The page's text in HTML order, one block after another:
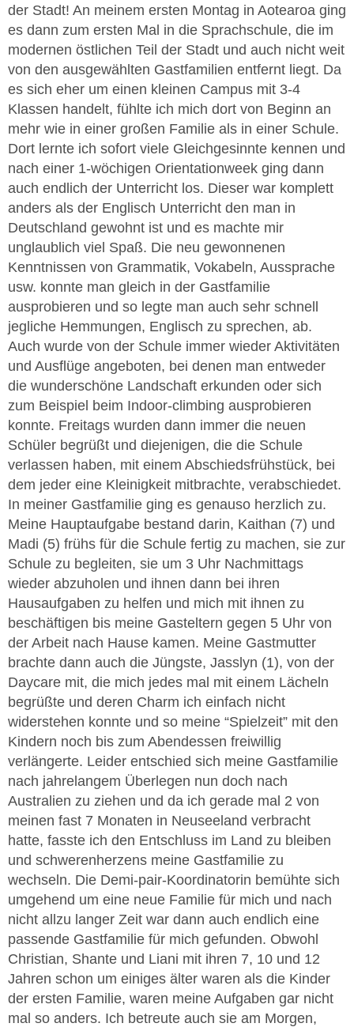
der Stadt! An meinem ersten Montag in Aotearoa ging
es dann zum ersten Mal in die Sprachschule, die im
modernen östlichen Teil der Stadt und auch nicht weit
von den ausgewählten Gastfamilien entfernt liegt. Da
es sich eher um einen kleinen Campus mit 3-4
Klassen handelt, fühlte ich mich dort von Beginn an
mehr wie in einer großen Familie als in einer Schule.
Dort lernte ich sofort viele Gleichgesinnte kennen und
nach einer 1-wöchigen Orientationweek ging dann
auch endlich der Unterricht los. Dieser war komplett
anders als der Englisch Unterricht den man in
Deutschland gewohnt ist und es machte mir
unglaublich viel Spaß. Die neu gewonnenen
Kenntnissen von Grammatik, Vokabeln, Aussprache
usw. konnte man gleich in der Gastfamilie
ausprobieren und so legte man auch sehr schnell
jegliche Hemmungen, Englisch zu sprechen, ab.
Auch wurde von der Schule immer wieder Aktivitäten
und Ausflüge angeboten, bei denen man entweder
die wunderschöne Landschaft erkunden oder sich
zum Beispiel beim Indoor-climbing ausprobieren
konnte. Freitags wurden dann immer die neuen
Schüler begrüßt und diejenigen, die die Schule
verlassen haben, mit einem Abschiedsfrühstück, bei
dem jeder eine Kleinigkeit mitbrachte, verabschiedet.
In meiner Gastfamilie ging es genauso herzlich zu.
Meine Hauptaufgabe bestand darin, Kaithan (7) und
Madi (5) frühs für die Schule fertig zu machen, sie zur
Schule zu begleiten, sie um 3 Uhr Nachmittags
wieder abzuholen und ihnen dann bei ihren
Hausaufgaben zu helfen und mich mit ihnen zu
beschäftigen bis meine Gasteltern gegen 5 Uhr von
der Arbeit nach Hause kamen. Meine Gastmutter
brachte dann auch die Jüngste, Jasslyn (1), von der
Daycare mit, die mich jedes mal mit einem Lächeln
begrüßte und deren Charm ich einfach nicht
widerstehen konnte und so meine “Spielzeit” mit den
Kindern noch bis zum Abendessen freiwillig
verlängerte. Leider entschied sich meine Gastfamilie
nach jahrelangem Überlegen nun doch nach
Australien zu ziehen und da ich gerade mal 2 von
meinen fast 7 Monaten in Neuseeland verbracht
hatte, fasste ich den Entschluss im Land zu bleiben
und schwerenherzens meine Gastfamilie zu
wechseln. Die Demi-pair-Koordinatorin bemühte sich
umgehend um eine neue Familie für mich und nach
nicht allzu langer Zeit war dann auch endlich eine
passende Gastfamilie für mich gefunden. Obwohl
Christian, Shante und Liani mit ihren 7, 10 und 12
Jahren schon um einiges älter waren als die Kinder
der ersten Familie, waren meine Aufgaben gar nicht
mal so anders. Ich betreute auch sie am Morgen,